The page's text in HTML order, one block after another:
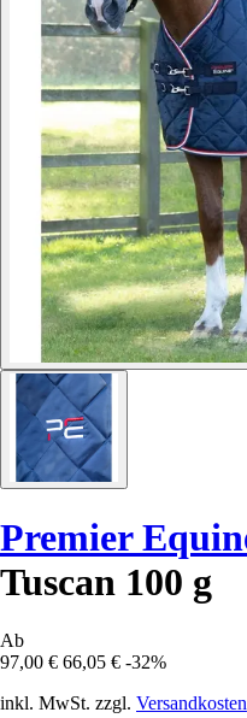
Premier
Tuscan 100 g
Ab
97,00 € 66,05 € -32%
inkl. MwSt. zzgl. Versandkosten